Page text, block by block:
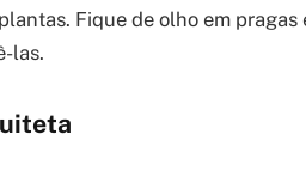
Fique de olho em
las.